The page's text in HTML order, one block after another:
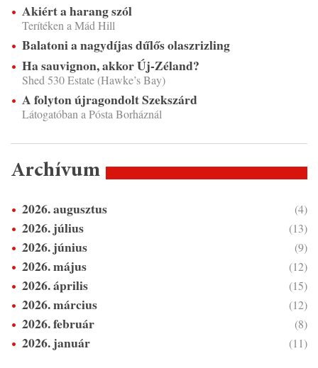
Akiért a harang szól
Terítéken a Mád Hill
Balatoni a nagydíjas dűlős olaszrizling
Ha sauvignon, akkor Új-Zéland?
Shed 530 Estate (Hawke’s Bay)
A folyton újragondolt Szekszárd
Látogatóban a Pósta Borháznál
Archívum
2026. augusztus (4)
2026. július (13)
2026. június (9)
2026. május (12)
2026. április (15)
2026. március (12)
2026. február (8)
2026. január (11)